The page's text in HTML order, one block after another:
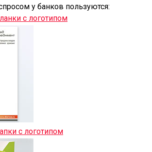
у банков пользуются:
с логотипом
с логотипом